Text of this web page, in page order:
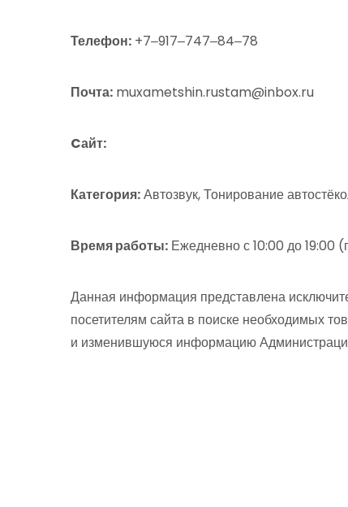
Телефон: +7‒917‒747‒84‒78
Почта: muxametshin.rustam@inbox.ru
Cайт:
Категория:Автозвук, Тонирование
Время работы: Ежедневно с 10:00 до 19:00
Данная информация представлена
посетителям сайта в поиске необходимых
и изменившуюся информацию